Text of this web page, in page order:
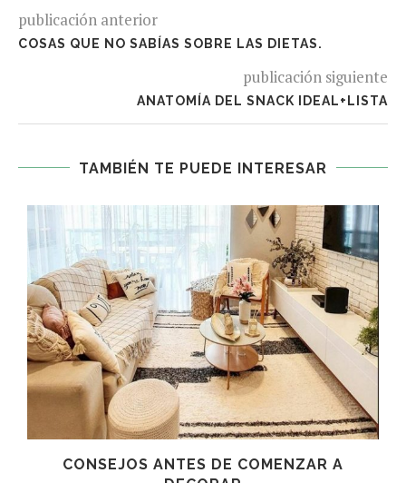
publicación anterior
COSAS QUE NO SABÍAS SOBRE LAS DIETAS.
publicación siguiente
ANATOMÍA DEL SNACK IDEAL+LISTA
TAMBIÉN TE PUEDE INTERESAR
CONSEJOS ANTES DE COMENZAR A